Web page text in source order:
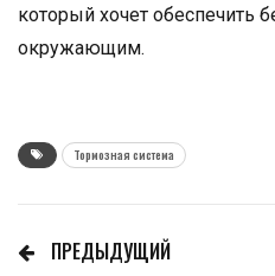
который хочет обеспечить
окружающим.
Тормозная система
ПРЕДЫДУЩИЙ